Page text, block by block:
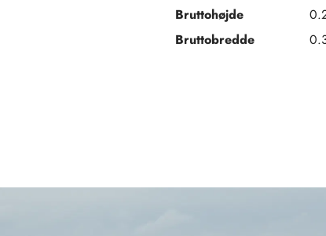
Bruttohøjde
Bruttobredde